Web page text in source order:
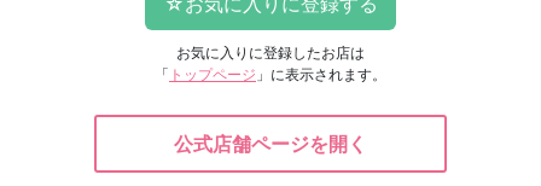
お気に入りに登録したお店は
「 トップページ 」に表示されます。
公式店舗ページを開く